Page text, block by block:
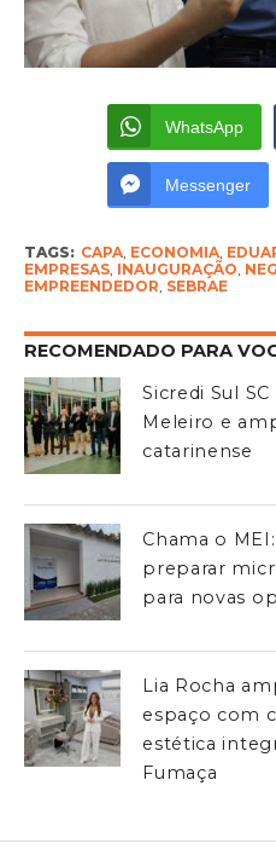
WhatsApp
Messenger
TAGS: CAPA, ECONOMIA,
EMPRESAS, INAUGURAÇÃO,
EMPREENDEDOR, SEBRAE
RECOMENDADO PARA
Sicredi Sul
Meleiro e
catarinense
Chama o
preparar
para novas
Lia Rocha
espaço com
estética
Fumaça